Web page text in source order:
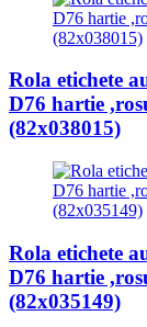
Rola etichete
D76 hartie
(82x038015)
Rola etichete
D76 hartie
(82x035149)